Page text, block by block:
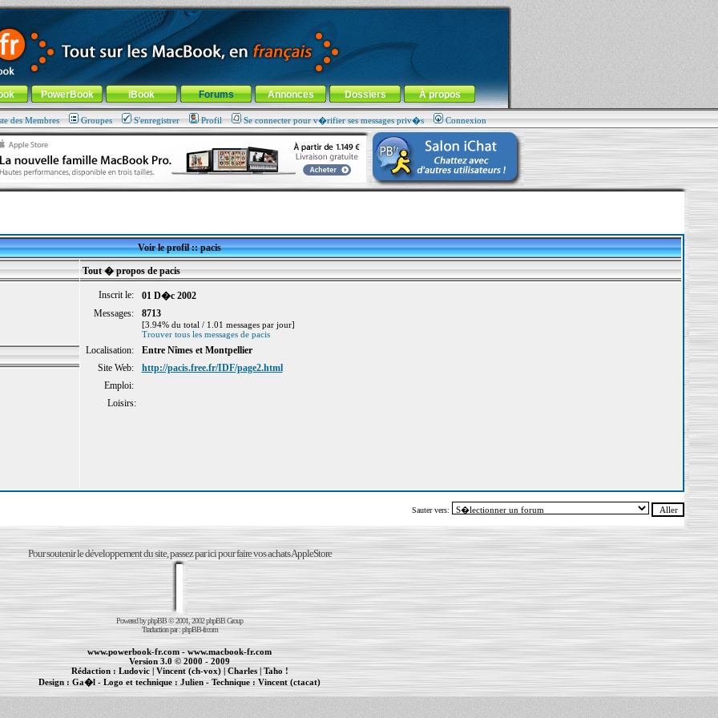
! -Aller au menu de la rubrique
PowerBook iBook Forums Annonces Dossiers À propos
des Membres Groupes S'enregistrer Profil Se connecter pour v�rifier ses messages priv�s Connexion
Voir le profil :: pacis
Tout � propos de pacis
Inscrit le:
01 D�c 2002
Messages:
8713
[3.94% du total / 1.01 messages par jour]
Trouver tous les messages de pacis
Localisation:
Entre Nîmes et Montpellier
Site Web:
http://pacis.free.fr/IDF/page2.html
Emploi:
Loisirs:
Sauter vers:
Pour soutenir le développement du site, passez par ici pour faire vos achats AppleStore
Powered byphpBB© 2001, 2002 phpBB Group
Traduction par :phpBB-fr.com
www.powerbook-fr.com - www.macbook-fr.com
Version 3.0 © 2000 - 2009
Rédaction : Ludovic|Vincent (ch-vox)| Charles|Taho !
Design : Ga�l - Logo et technique : Julien - Technique : Vincent (ctacat)
Informations : iBook|Maintenance Apple et Macintosh à Toulouse |cr�ation de sites Internet